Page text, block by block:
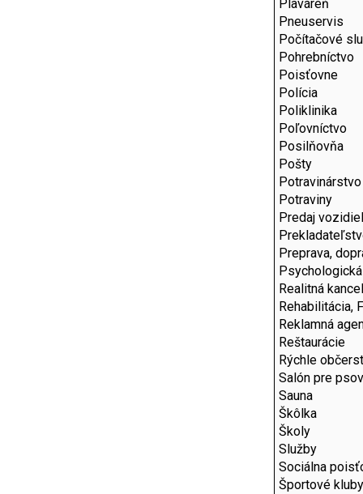
Plaváreň
Pneuservis
Počítačové
Pohrebníctvo
Poisťovne
Polícia
Poliklinika
Poľovníctvo
Posilňovňa
Pošty
Potravinárstvo
Potraviny
Predaj vozidiel
Preprava,
Realitná
Rehabilitácia,
Reklamná
Reštaurácie
Rýchle
Salón pre psov
Sauna
Škôlka
Školy
Služby
Sociálna
Športové kluby